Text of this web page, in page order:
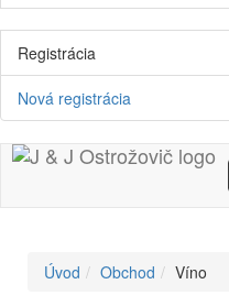
Registrácia
Nová registrácia
Úvod Obchod Víno